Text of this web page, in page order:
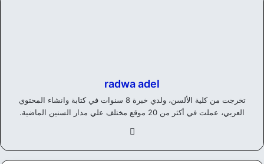
radwa adel
تخرجت من كلية الألسن، ولدي خبرة 8 سنوات في كتابة وانشاء المحتوي
العربي، عملت في أكثر من 20 موقع مختلف علي مدار السنين الماضية.
وك